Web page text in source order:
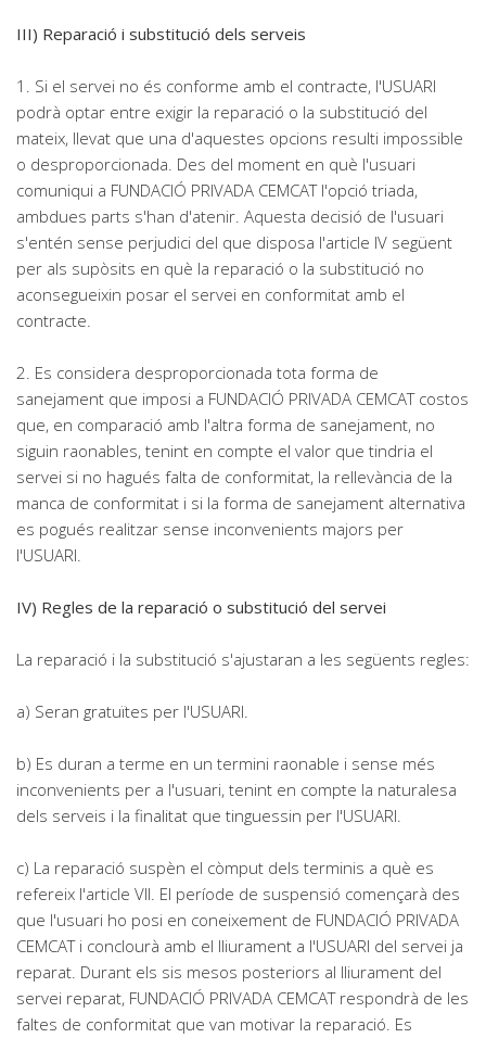
III) Reparació i substitució dels serveis
1. Si el servei no és conforme amb el contracte, l'USUARI
podrà optar entre exigir la reparació o la substitució del
mateix, llevat que una d'aquestes opcions resulti impossible
o desproporcionada. Des del moment en què l'usuari
comuniqui a FUNDACIÓ PRIVADA CEMCAT l'opció triada,
ambdues parts s'han d'atenir. Aquesta decisió de l'usuari
s'entén sense perjudici del que disposa l'article IV següent
per als supòsits en què la reparació o la substitució no
aconsegueixin posar el servei en conformitat amb el
contracte.
2. Es considera desproporcionada tota forma de
sanejament que imposi a FUNDACIÓ PRIVADA CEMCAT costos
que, en comparació amb l'altra forma de sanejament, no
siguin raonables, tenint en compte el valor que tindria el
servei si no hagués falta de conformitat, la rellevància de la
manca de conformitat i si la forma de sanejament alternativa
es pogués realitzar sense inconvenients majors per
l'USUARI.
IV) Regles de la reparació o substitució del servei
La reparació i la substitució s'ajustaran a les següents regles:
a) Seran gratuïtes per l'USUARI.
b) Es duran a terme en un termini raonable i sense més
inconvenients per a l'usuari, tenint en compte la naturalesa
dels serveis i la finalitat que tinguessin per l'USUARI.
c) La reparació suspèn el còmput dels terminis a què es
refereix l'article VII. El període de suspensió començarà des
que l'usuari ho posi en coneixement de FUNDACIÓ PRIVADA
CEMCAT i conclourà amb el lliurament a l'USUARI del servei ja
reparat. Durant els sis mesos posteriors al lliurament del
servei reparat, FUNDACIÓ PRIVADA CEMCAT respondrà de les
faltes de conformitat que van motivar la reparació. Es